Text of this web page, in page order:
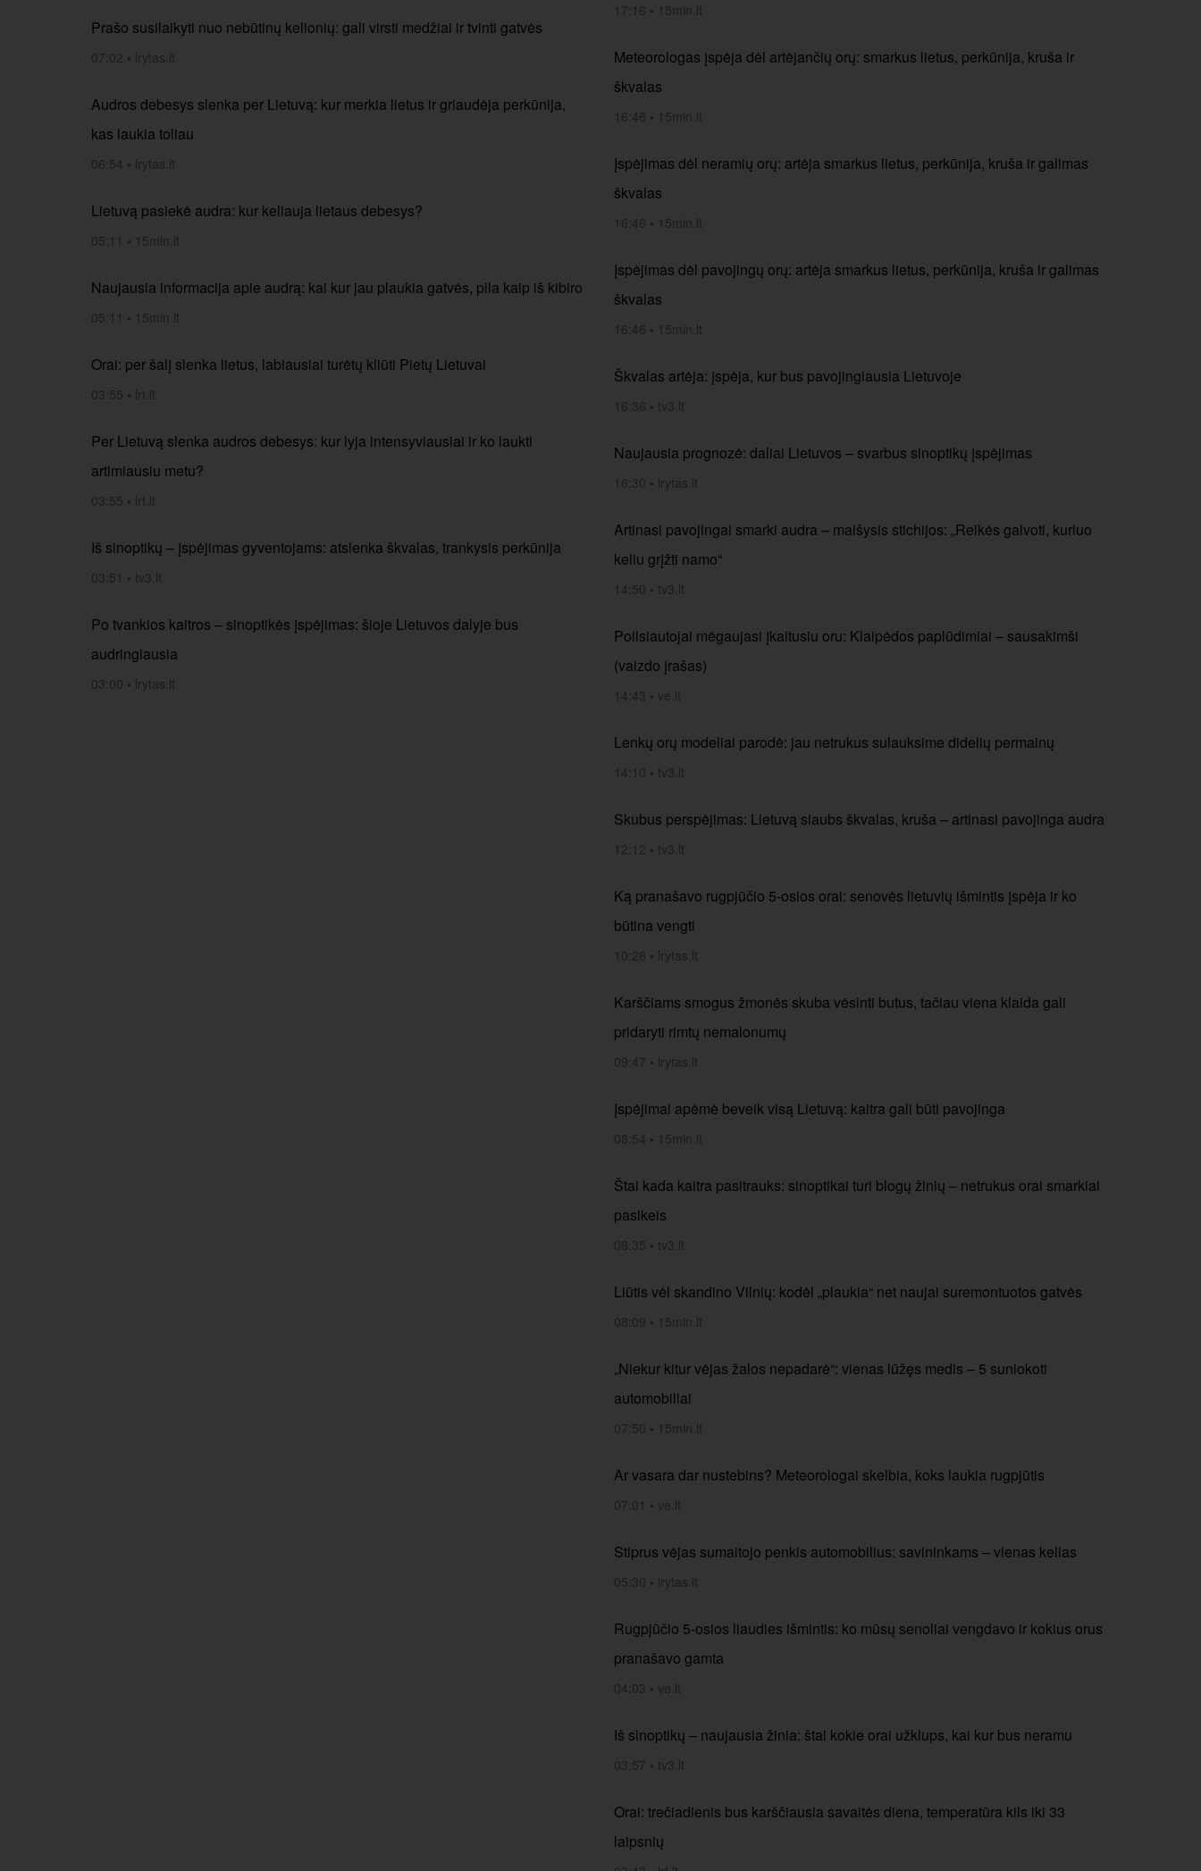
Prašo susilaikyti nuo nebūtinų kelionių: gali virsti medžiai ir tvinti gatvės
07:02 • lrytas.lt
Audros debesys slenka per Lietuvą: kur merkia lietus ir griaudėja perkūnija,
kas laukia toliau
06:54 • lrytas.lt
Lietuvą pasiekė audra: kur keliauja lietaus debesys?
05:11 • 15min.lt
Naujausia informacija apie audrą: kai kur jau plaukia gatvės, pila kaip iš kibiro
05:11 • 15min.lt
Orai: per šalį slenka lietus, labiausiai turėtų kliūti Pietų Lietuvai
03:55 • lrt.lt
Per Lietuvą slenka audros debesys: kur lyja intensyviausiai ir ko laukti
artimiausiu metu?
03:55 • lrt.lt
Iš sinoptikų – įspėjimas gyventojams: atslenka škvalas, trankysis perkūnija
03:51 • tv3.lt
Po tvankios kaitros – sinoptikės įspėjimas: šioje Lietuvos dalyje bus
audringiausia
03:00 • lrytas.lt
17:16 • 15min.lt
Meteorologas įspėja dėl artėjančių orų: smarkus lietus, perkūnija, kruša ir
škvalas
16:46 • 15min.lt
Įspėjimas dėl neramių orų: artėja smarkus lietus, perkūnija, kruša ir galimas
škvalas
16:46 • 15min.lt
Įspėjimas dėl pavojingų orų: artėja smarkus lietus, perkūnija, kruša ir galimas
škvalas
16:46 • 15min.lt
Škvalas artėja: įspėja, kur bus pavojingiausia Lietuvoje
16:36 • tv3.lt
Naujausia prognozė: daliai Lietuvos – svarbus sinoptikų įspėjimas
16:30 • lrytas.lt
Artinasi pavojingai smarki audra – maišysis stichijos: „Reikės galvoti, kuriuo
keliu grįžti namo“
14:50 • tv3.lt
Poilsiautojai mėgaujasi įkaitusiu oru: Klaipėdos paplūdimiai – sausakimši
(vaizdo įrašas)
14:43 • ve.lt
Lenkų orų modeliai parodė: jau netrukus sulauksime didelių permainų
14:10 • tv3.lt
Skubus perspėjimas: Lietuvą siaubs škvalas, kruša – artinasi pavojinga audra
12:12 • tv3.lt
Ką pranašavo rugpjūčio 5-osios orai: senovės lietuvių išmintis įspėja ir ko
būtina vengti
10:28 • lrytas.lt
Karščiams smogus žmonės skuba vėsinti butus, tačiau viena klaida gali
pridaryti rimtų nemalonumų
09:47 • lrytas.lt
Įspėjimai apėmė beveik visą Lietuvą: kaitra gali būti pavojinga
08:54 • 15min.lt
Štai kada kaitra pasitrauks: sinoptikai turi blogų žinių – netrukus orai smarkiai
pasikeis
08:35 • tv3.lt
Liūtis vėl skandino Vilnių: kodėl „plaukia“ net naujai suremontuotos gatvės
08:09 • 15min.lt
„Niekur kitur vėjas žalos nepadarė“: vienas lūžęs medis – 5 suniokoti
automobiliai
07:50 • 15min.lt
Ar vasara dar nustebins? Meteorologai skelbia, koks laukia rugpjūtis
07:01 • ve.lt
Stiprus vėjas sumaitojo penkis automobilius: savininkams – vienas kelias
05:30 • lrytas.lt
Rugpjūčio 5-osios liaudies išmintis: ko mūsų senoliai vengdavo ir kokius orus
pranašavo gamta
04:03 • ve.lt
Iš sinoptikų – naujausia žinia: štai kokie orai užklups, kai kur bus neramu
03:57 • tv3.lt
Orai: trečiadienis bus karščiausia savaitės diena, temperatūra kils iki 33
laipsnių